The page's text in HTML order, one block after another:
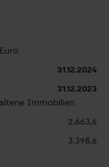
31.12.2024
31.12.2023
Immobilien
2.663,6
3.398,6